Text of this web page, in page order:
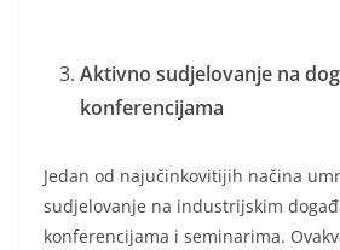
Aktivno sudjelovanje na
konferencijama
Jedan od najučinkovitijih načina
sudjelovanje na industrijskim
konferencijama i seminarima.